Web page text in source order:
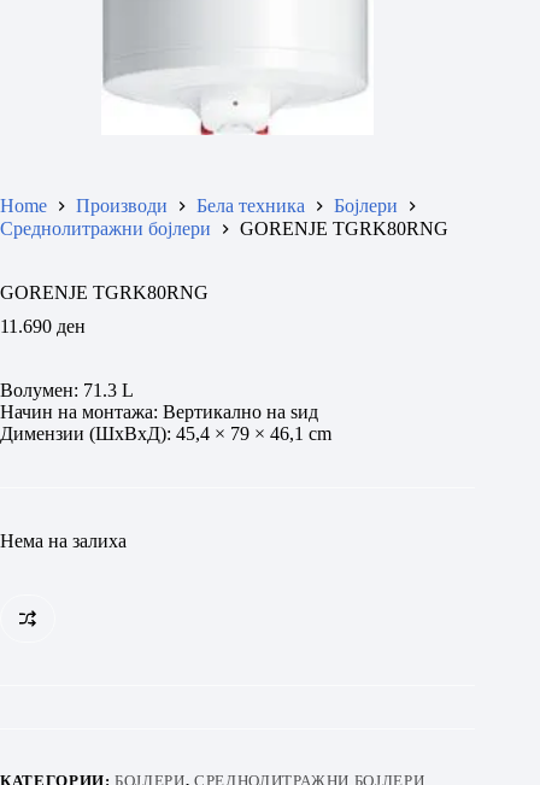
Home Производи Бела техника
Бојлери
Среднолитражни бојлери
GORENJE TGRK80RNG
GORENJE TGRK80RNG
11.690 ден
Волумен: 71.3 L
Начин на монтажа: Вертикално на ѕид
Димензии (ШxВxД): 45,4 × 79 × 46,1 cm
Нема на залиха
КАТЕГОРИИ:БОЈЛЕРИ,СРЕДНОЛИТРАЖНИ БОЈЛЕРИ